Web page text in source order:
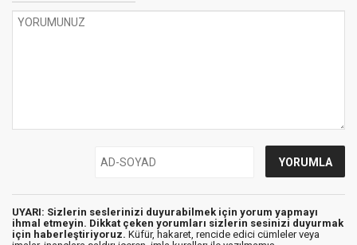
UYARI: Sizlerin seslerinizi duyurabilmek için yorum yapmayı
ihmal etmeyin. Dikkat çeken yorumları sizlerin sesinizi duyurmak
için haberleştiriyoruz. Küfür, hakaret, rencide edici cümleler veya